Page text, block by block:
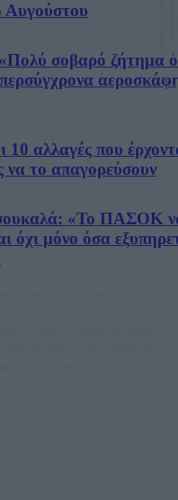
Αυγούστου
σοβαρό ζήτημα
αλλαγές που
να το απαγορεύσουν
«Το ΠΑΣΟΚ
όχι μόνο όσα